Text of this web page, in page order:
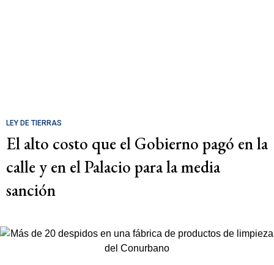
LEY DE TIERRAS
El alto costo que el Gobierno pagó en la
calle y en el Palacio para la media
sanción